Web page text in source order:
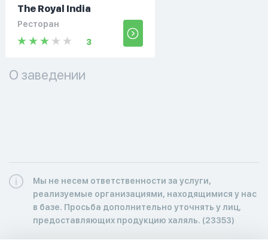
The Royal India
Ресторан
3
О заведении
Мы не несем ответственности за услуги,
реализуемые организациями, находящимися у нас
в базе. Просьба дополнительно уточнять у лиц,
предоставляющих продукцию халяль. (23353)